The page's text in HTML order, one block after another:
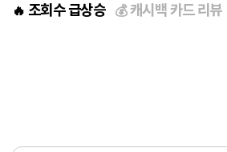
🔥 조회수 급상승 💰캐시백 카드 리뷰